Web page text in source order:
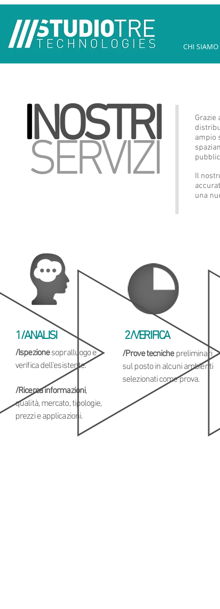
CHI SIAMO
INOSTRI
SERVIZI
Grazie
ampio
Il
una
1/ANALISI 2/VERIFICA
/Ispezionesopralluogo e
verifica dell'esistente.
/Ricerca informazioni,
qualità, mercato, tipologie,
prezzi e applicazioni.
/Prove tecnichepreliminari
sul posto in alcuni ambienti
selezionati come prova.